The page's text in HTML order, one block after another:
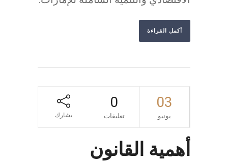
أكمل القراءة
03
يونيو
0
تعليقات يشارك
أهمية القانون